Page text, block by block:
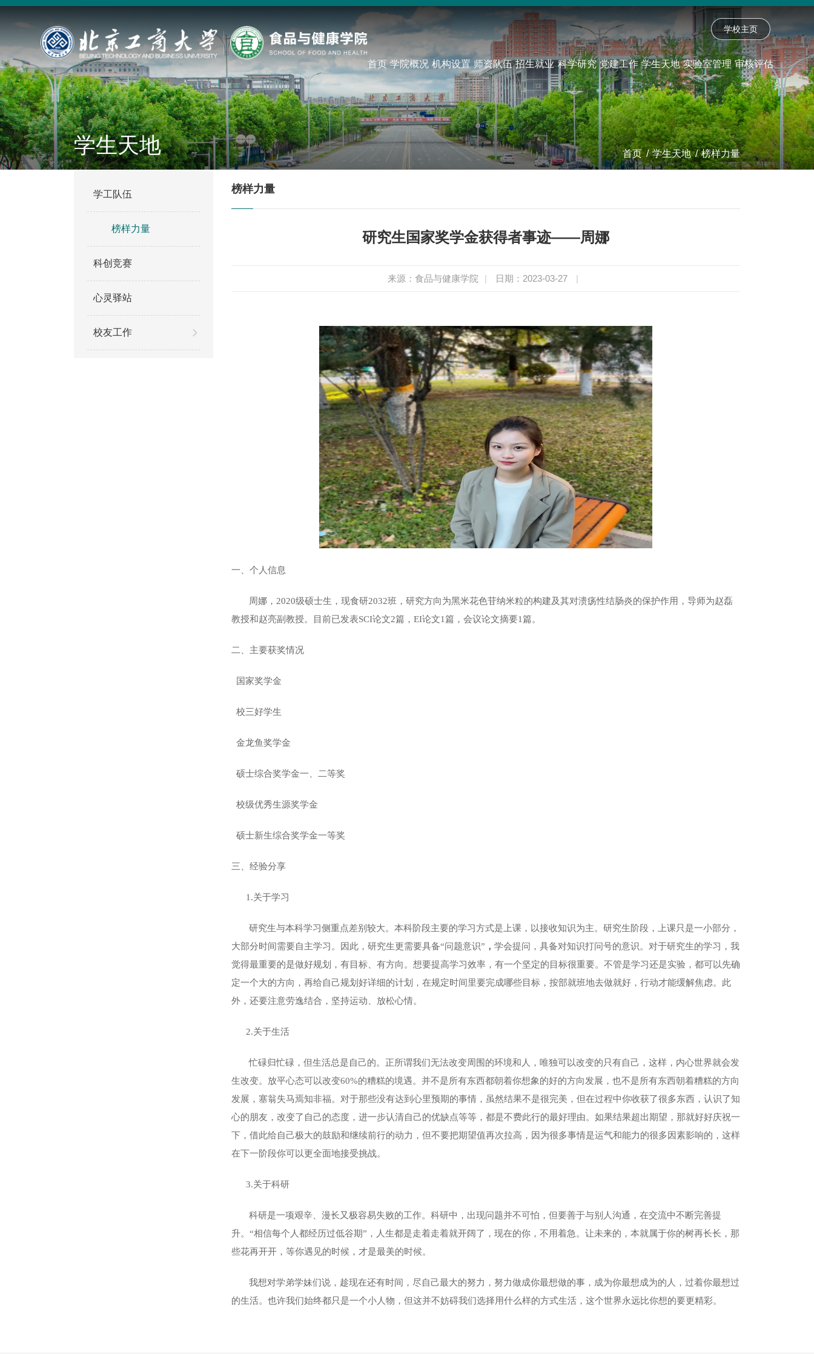
学校主页
首页 学院概况 机构设置 师资队伍 招生就业 科学研究 党建工作 学生天地 实验室管理 审核评估
学生天地 首页 / 学生天地 / 榜样力量
学工队伍
榜样力量
科创竞赛
心灵驿站
校友工作
榜样力量
研究生国家奖学金获得者事迹——周娜
来源：食品与健康学院 | 日期：2023-03-27 |
一、个人信息
周娜， 2020级硕士生，现食研2032班，研究方向为黑米花色苷纳米粒的构建及其对溃疡性结肠炎的保护作用，导师为赵磊
教授和赵亮副教授。目前已发表SCI论文2篇，EI论文1篇，会议论文摘要1篇。
二、主要获奖情况
国家奖学金
校三好学生
金龙鱼奖学金
硕士综合奖学金一、二等奖
校级优秀生源奖学金
硕士新生综合奖学金一等奖
三、经验分享
1.关于学习
研究生与本科学习侧重点差别较大。本科阶段主要的学习方式是上课，以接收知识为主。研究生阶段，上课只是一小部分，
大部分时间需要自主学习。因此，研究生更需要具备“问题意识” ， 学会提问，具备对知识打问号的意识。对于研究生的学习，我
觉得最重要的是做好规划，有目标、有方向。想要提高学习效率，有一个坚定的目标很重要。不管是学习还是实验，都可以先确
定一个大的方向，再给自己规划好详细的计划，在规定时间里要完成哪些目标，按部就班地去做就好，行动才能缓解焦虑。此
外，还要注意劳逸结合，坚持运动、放松心情。
2.关于生活
忙碌归忙碌，但生活总是自己的。正所谓我们无法改变周围的环境和人，唯独可以改变的只有自己，这样，内心世界就会发
生改变。放平心态可以改变60%的糟糕的境遇。并不是所有东西都朝着你想象的好的方向发展，也不是所有东西朝着糟糕的方向
发展，塞翁失马焉知非福。对于那些没有达到心里预期的事情，虽然结果不是很完美，但在过程中你收获了很多东西，认识了知
心的朋友，改变了自己的态度，进一步认清自己的优缺点等等，都是不费此行的最好理由。如果结果超出期望，那就好好庆祝一
下，借此给自己极大的鼓励和继续前行的动力，但不要把期望值再次拉高，因为很多事情是运气和能力的很多因素影响的，这样
在下一阶段你可以更全面地接受挑战。
3.关于科研
科研是一项艰辛、漫长又极容易失败的工作。科研中，出现问题并不可怕，但要善于与别人沟通，在交流中不断完善提
升。“相信每个人都经历过低谷期” ， 人生都是走着走着就开阔了，现在的你，不用着急。让未来的，本就属于你的树再长长，那
些花再开开，等你遇见的时候，才是最美的时候。
我想对学弟学妹们说， 趁现在还有时间，尽自己最大的努力，努力做成你最想做的事，成为你最想成为的人，过着你最想过
的生活。也许我们始终都只是一个小人物，但这并不妨碍我们选择用什么样的方式生活，这个世界永远比你想的要更精彩。